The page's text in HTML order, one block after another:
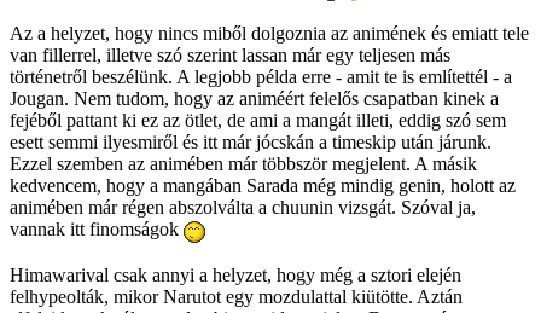
Az a helyzet, hogy nincs miből dolgoznia az animének és emiatt tele
van fillerrel, illetve szó szerint lassan már egy teljesen más
történetről beszélünk. A legjobb példa erre - amit te is említettél - a
Jougan. Nem tudom, hogy az animéért felelős csapatban kinek a
fejéből pattant ki ez az ötlet, de ami a mangát illeti, eddig szó sem
esett semmi ilyesmiről és itt már jócskán a timeskip után járunk.
Ezzel szemben az animében már többször megjelent. A másik
kedvencem, hogy a mangában Sarada még mindig genin, holott az
animében már régen abszolválta a chuunin vizsgát. Szóval ja,
vannak itt finomságok
Himawarival csak annyi a helyzet, hogy még a sztori elején
felhypeolták, mikor Narutot egy mozdulattal kiütötte. Aztán